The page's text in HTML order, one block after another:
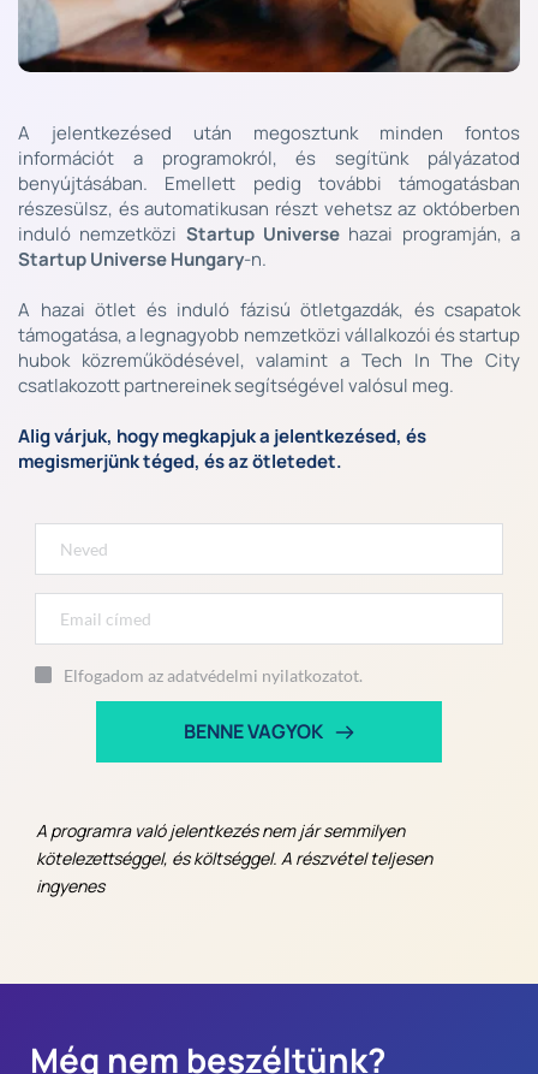
A jelentkezésed után megosztunk minden fontos
információt a programokról, és segítünk pályázatod
benyújtásában. Emellett pedig további támogatásban
részesülsz, és automatikusan részt vehetsz az októberben
induló nemzetközi Startup Universe
Startup Universe Hungary-n.
A hazai ötlet és induló fázisú ötletgazdák, és csapatok
támogatása, a legnagyobb nemzetközi vállalkozói és startup
hubok közreműködésével, valamint a Tech In The City
csatlakozott partnereinek segítségével valósul meg.
Alig várjuk, hogy megkapjuk a jelentkezésed, és
megismerjünk téged, és az ötletedet.
Elfogadom az adatvédelmi nyilatkozatot.
BENNE VAGYOK
A programra való jelentkezés nem jár semmilyen
kötelezettséggel, és költséggel. A részvétel teljesen
ingyenes
Még nem beszéltünk?